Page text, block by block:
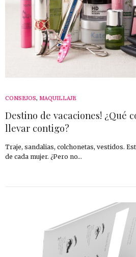
CONSEJOS, MAQUILLAJE
Destino de vacaciones! ¿Qué
llevar contigo?
Traje, sandalias, colchonetas, vestidos.
de cada mujer. ¿Pero no…